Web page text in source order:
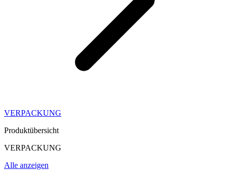
VERPACKUNG
Produktübersicht
VERPACKUNG
Alle anzeigen